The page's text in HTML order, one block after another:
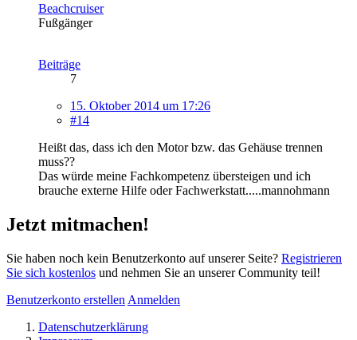
Beachcruiser
Fußgänger
Beiträge
7
15. Oktober 2014 um 17:26
#14
Heißt das, dass ich den Motor bzw. das Gehäuse trennen
muss??
Das würde meine Fachkompetenz übersteigen und ich
brauche externe Hilfe oder Fachwerkstatt.....mannohmann
Jetzt mitmachen!
Sie haben noch kein Benutzerkonto auf unserer Seite? Registrieren
Sie sich kostenlos und nehmen Sie an unserer Community teil!
Benutzerkonto erstellen Anmelden
Datenschutzerklärung